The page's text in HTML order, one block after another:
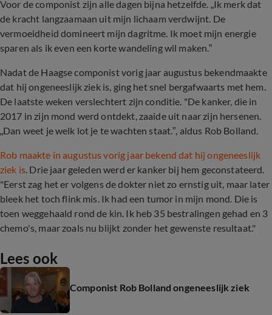
Voor de componist zijn alle dagen bijna hetzelfde. „Ik merk dat
de kracht langzaamaan uit mijn lichaam verdwijnt. De
vermoeidheid domineert mijn dagritme. Ik moet mijn energie
sparen als ik even een korte wandeling wil maken.”
Nadat de Haagse componist vorig jaar augustus bekendmaakte
dat hij ongeneeslijk ziek is, ging het snel bergafwaarts met hem.
De laatste weken verslechtert zijn conditie. "De kanker, die in
2017 in zijn mond werd ontdekt, zaaide uit naar zijn hersenen.
„Dan weet je welk lot je te wachten staat.”, aldus Rob Bolland.
Rob maakte in augustus vorig jaar bekend dat hij ongeneeslijk
ziek is. Drie jaar geleden werd er kanker bij hem geconstateerd.
"Eerst zag het er volgens de dokter niet zo ernstig uit, maar later
bleek het toch flink mis. Ik had een tumor in mijn mond. Die is
toen weggehaald rond de kin. Ik heb 35 bestralingen gehad en 3
chemo's, maar zoals nu blijkt zonder het gewenste resultaat."
Lees ook
Componist Rob Bolland ongeneeslijk ziek